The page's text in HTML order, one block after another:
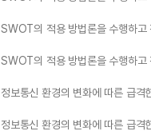
SWOT의 적용 방법론을 수행하고
SWOT의 적용 방법론을 수행하고
정보통신 환경의 변화에 따른 급격
정보통신 환경의 변화에 따른 급격